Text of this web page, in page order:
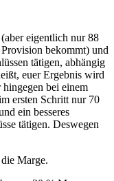
eigentlich nur 88
bekommt) und
tätigen, abhängig
euer Ergebnis wird
bei einem
ersten Schritt nur 70
ein besseres
tätigen. Deswegen
Marge.